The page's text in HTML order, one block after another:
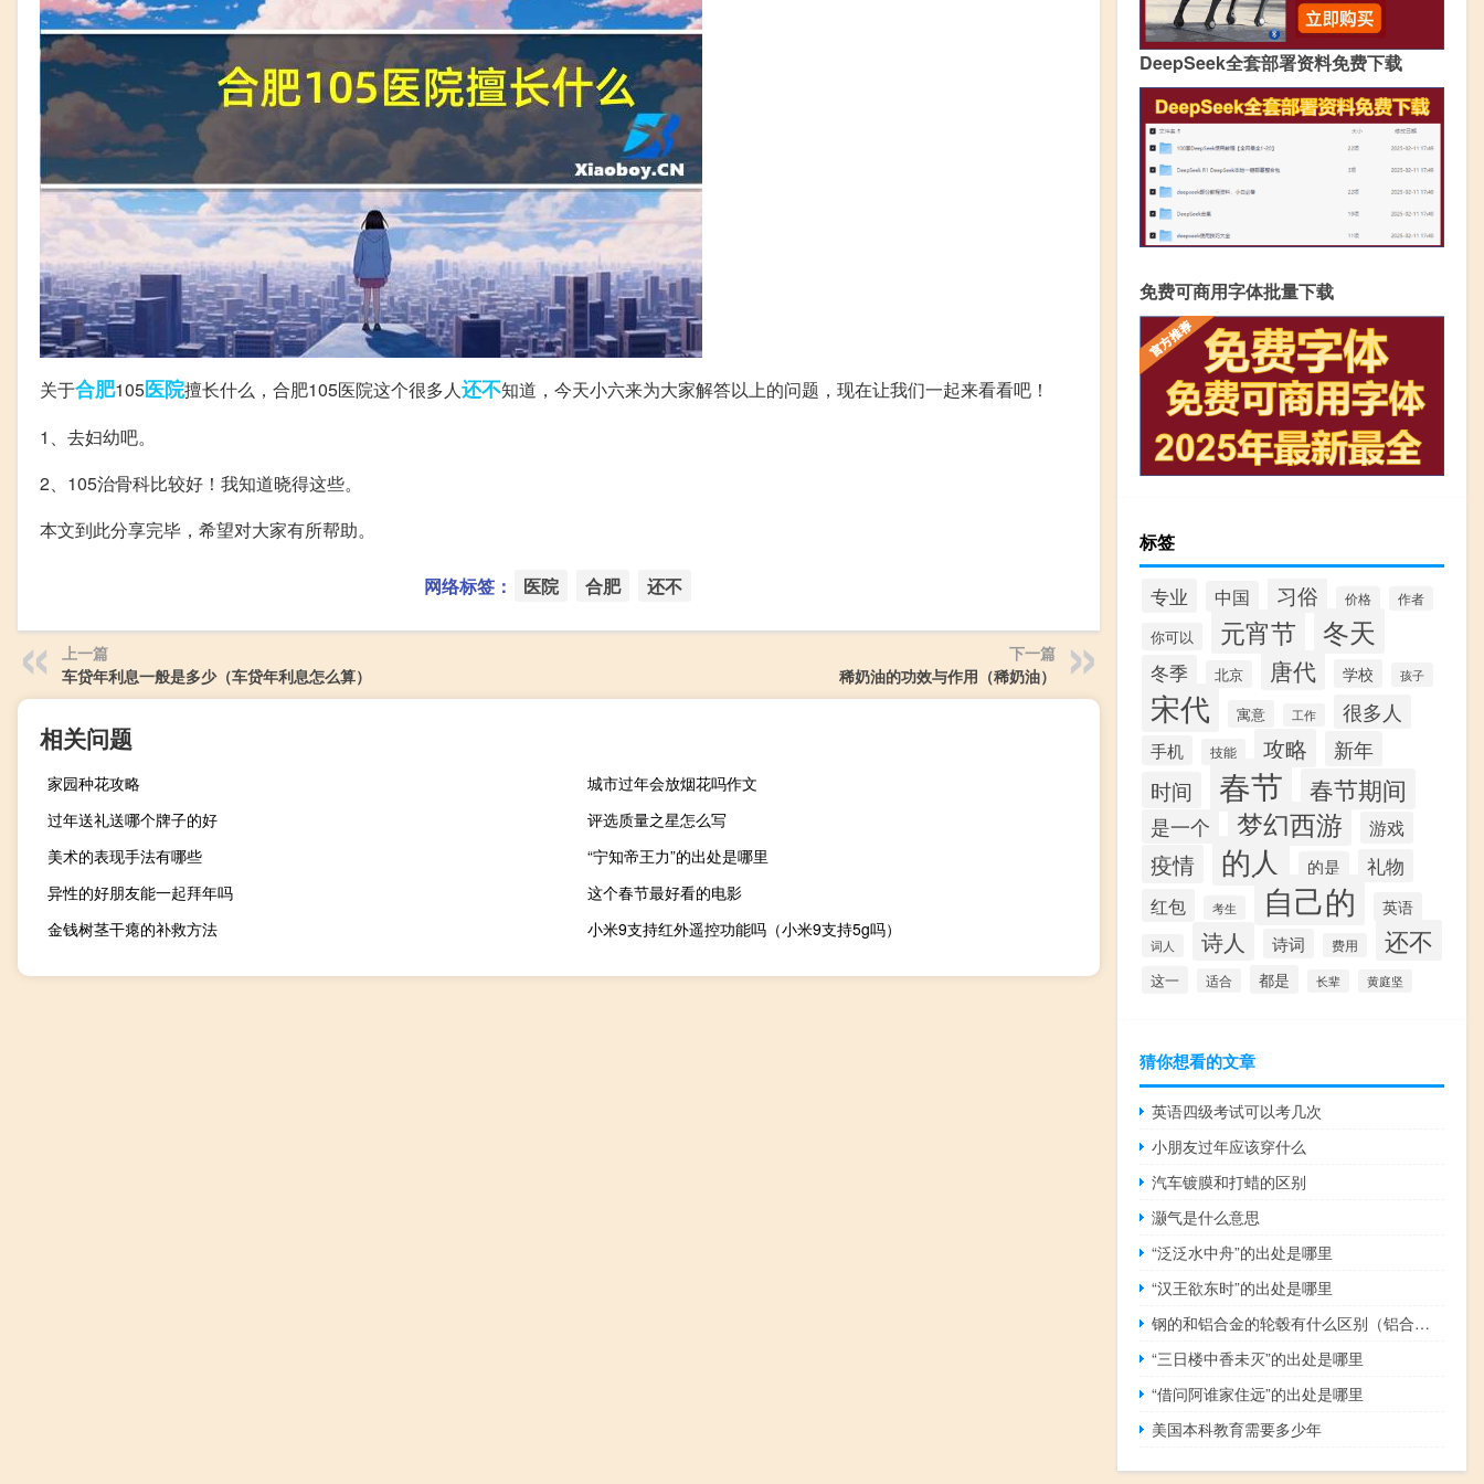
关于合肥105医院擅长什么，合肥105医院这个很多人还不知道，今天小六来为大家解答以上的问题，现在让我们一起来看看吧！
1、去妇幼吧。
2、105治骨科比较好！我知道晓得这些。
本文到此分享完毕，希望对大家有所帮助。
网络标签： 医院 合肥 还不
上一篇
车贷年利息一般是多少（车贷年利息怎么算）
下一篇
稀奶油的功效与作用（稀奶油）
相关问题
家园种花攻略
城市过年会放烟花吗作文
过年送礼送哪个牌子的好
评选质量之星怎么写
美术的表现手法有哪些
“宁知帝王力”的出处是哪里
异性的好朋友能一起拜年吗
这个春节最好看的电影
金钱树茎干瘪的补救方法
小米9支持红外遥控功能吗（小米9支持5g吗）
DeepSeek全套部署资料免费下载
免费可商用字体批量下载
标签
专业 中国 习俗 价格 作者
你可以 元宵节 冬天
冬季 北京 唐代 学校 孩子
宋代 寓意 工作 很多人
手机 技能 攻略 新年
时间 春节 春节期间
是一个 梦幻西游 游戏
疫情 的人 的是
礼物
红包
考生 自己的 英语
词人 诗人 诗词 费用 还不
这一 适合 都是 长辈 黄庭坚
猜你想看的文章
英语四级考试可以考几次
小朋友过年应该穿什么
汽车镀膜和打蜡的区别
灏气是什么意思
“泛泛水中舟”的出处是哪里
“汉王欲东时”的出处是哪里
钢的和铝合金的轮毂有什么区别（铝合金轮毂和钢轮毂的区别）
“三日楼中香未灭”的出处是哪里
“借问阿谁家住远”的出处是哪里
美国本科教育需要多少年